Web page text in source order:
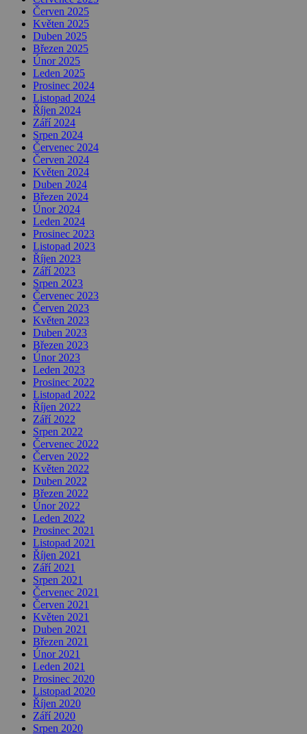
Červen 2025
Květen 2025
Duben 2025
Březen 2025
Únor 2025
Leden 2025
Prosinec 2024
Listopad 2024
Říjen 2024
Září 2024
Srpen 2024
Červenec 2024
Červen 2024
Květen 2024
Duben 2024
Březen 2024
Únor 2024
Leden 2024
Prosinec 2023
Listopad 2023
Říjen 2023
Září 2023
Srpen 2023
Červenec 2023
Červen 2023
Květen 2023
Duben 2023
Březen 2023
Únor 2023
Leden 2023
Prosinec 2022
Listopad 2022
Říjen 2022
Září 2022
Srpen 2022
Červenec 2022
Červen 2022
Květen 2022
Duben 2022
Březen 2022
Únor 2022
Leden 2022
Prosinec 2021
Listopad 2021
Říjen 2021
Září 2021
Srpen 2021
Červenec 2021
Červen 2021
Květen 2021
Duben 2021
Březen 2021
Únor 2021
Leden 2021
Prosinec 2020
Listopad 2020
Říjen 2020
Září 2020
Srpen 2020